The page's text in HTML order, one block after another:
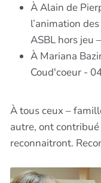
À Alain de
l’animation
ASBL hors jeu
À Mariana
Coud'coeur -
À tous ceux –
autre, ont
reconnaitront.